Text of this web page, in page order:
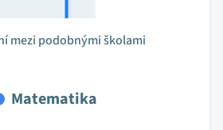
mezi podobnými školami
Matematika